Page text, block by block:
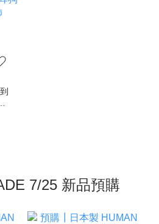
7/25 新品預購